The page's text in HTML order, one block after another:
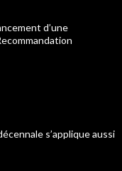
d’une
s’applique aussi